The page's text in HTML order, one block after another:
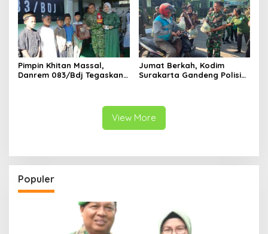
Pimpin Khitan Massal,
Danrem 083/Bdj Tegaskan
Jumat Berkah, Kodim
Surakarta Gandeng Polisi
View More
Populer